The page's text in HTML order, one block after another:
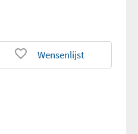
Wensenlijst